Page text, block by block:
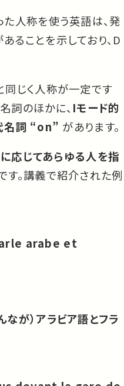
た人称を使う英語は、発
ることを示しており、D
同じく人称が一定です
詞のほかに、 Iモード的
名詞 “on” があります。
応じてあらゆる人を指
す。講義で紹介された例
arabe et
なが）アラビア語とフラ